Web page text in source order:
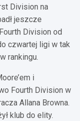
Division na
jeszcze
Division od
czwartej ligi w tak
rankingu.
i
Fourth Division w
Allana Browna.
klub do elity.